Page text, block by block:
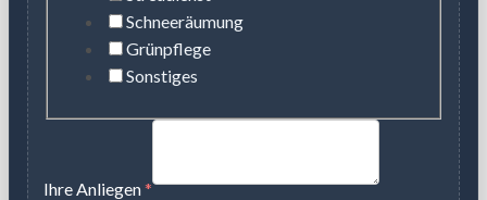
Schneeräumung
Grünpflege
Sonstiges
Ihre Anliegen*